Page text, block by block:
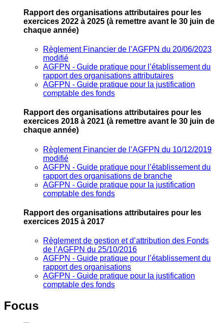
Rapport des organisations attributaires pour les
exercices 2022 à 2025 (à remettre avant le 30 juin de
chaque année)
Règlement Financier de l’AGFPN du 20/06/2023
modifié
AGFPN ‐ Guide pratique pour l’établissement du
rapport des organisations attributaires
AGFPN ‐ Guide pratique pour la justification
comptable des fonds
Rapport des organisations attributaires pour les
exercices 2018 à 2021 (à remettre avant le 30 juin de
chaque année)
Règlement Financier de l’AGFPN du 10/12/2019
modifié
AGFPN ‐ Guide pratique pour l’établissement du
rapport des organisations de branche
AGFPN ‐ Guide pratique pour la justification
comptable des fonds
Rapport des organisations attributaires pour les
exercices 2015 à 2017
Règlement de gestion et d’attribution des Fonds
de l’AGFPN du 25/10/2016
AGFPN ‐ Guide pratique pour l’établissement du
rapport des organisations
AGFPN ‐ Guide pratique pour la justification
comptable des fonds
Focus